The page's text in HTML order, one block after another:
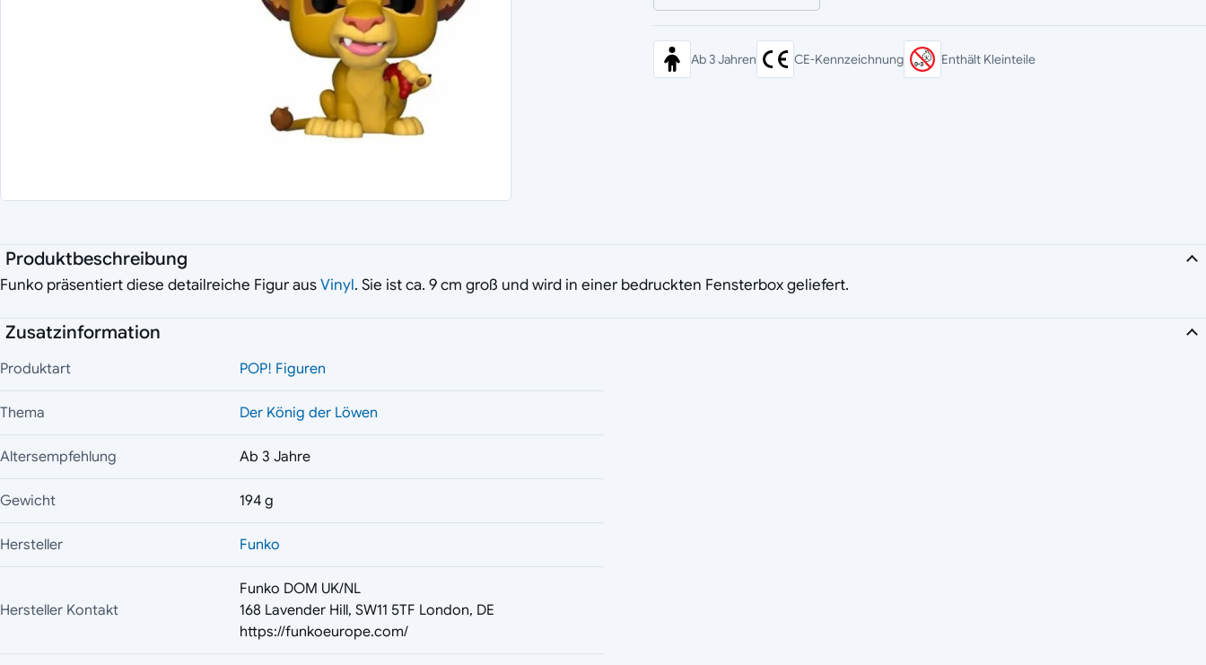
Ab 3 Jahren CE-Kennzeichnung Enthält Kleinteile
Produktbeschreibung
Funko präsentiert diese detailreiche Figur ausVinyl. Sie ist ca. 9 cm groß und wird in einer bedruckten Fensterbox geliefert.
Zusatzinformation
Produktart POP! Figuren
Thema Der König der Löwen
Altersempfehlung Ab 3 Jahre
Gewicht 194 g
Hersteller Funko
Hersteller Kontakt
Funko DOM UK/NL
168 Lavender Hill, SW11 5TF London, DE
https://funkoeurope.com/